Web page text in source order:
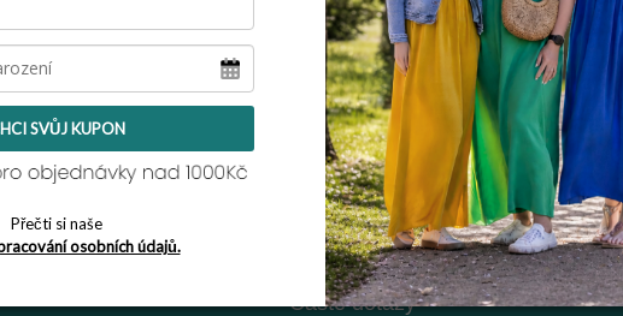
Zpět do obchodu
Informace pro vás
Vrácení zboží / reklamace
Obchodní podmínky
Podmínky ochrany osobních údajů
Napište nám
Časté dotazy
SVŮJ KUPON
Přečti si naše
osobních údajů.